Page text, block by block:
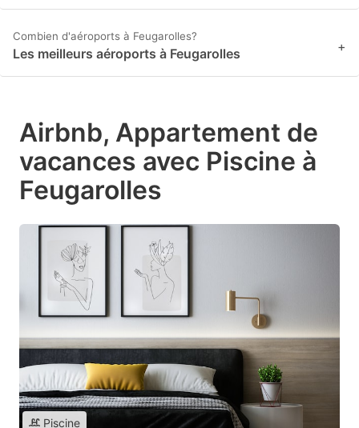
Combien d'aéroports à Feugarolles?
Les meilleurs aéroports à Feugarolles +
Airbnb, Appartement de
vacances avec Piscine à
Feugarolles
Piscine